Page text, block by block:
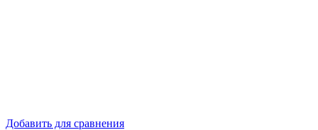
Добавить для сравнения